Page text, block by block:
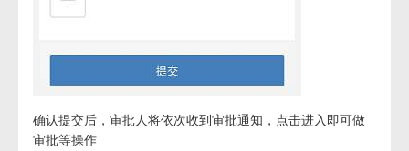
确认提交后，审批人将依次收到审批通知，点击进入即可做
审批等操作